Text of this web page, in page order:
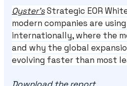
Oyster’s Strategic EOR
modern companies are
internationally, where the
and why the global
evolving faster than most
Download the report